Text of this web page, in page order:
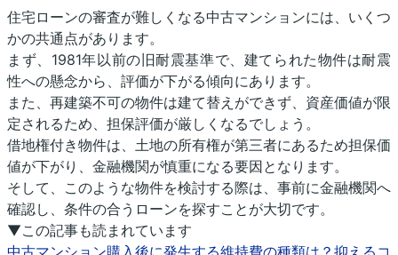
住宅ローンの審査が難しくなる中古マンションには、いくつ
かの共通点があります。
まず、1981年以前の旧耐震基準で、建てられた物件は耐震
性への懸念から、評価が下がる傾向にあります。
また、再建築不可の物件は建て替えができず、資産価値が限
定されるため、担保評価が厳しくなるでしょう。
借地権付き物件は、土地の所有権が第三者にあるため担保価
値が下がり、金融機関が慎重になる要因となります。
そして、このような物件を検討する際は、事前に金融機関へ
確認し、条件の合うローンを探すことが大切です。
▼この記事も読まれています